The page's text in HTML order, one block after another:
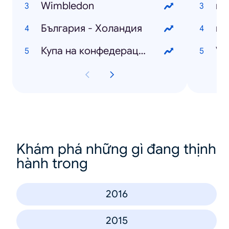
Wimbledon
България - Холандия
Купа на конфедерациите
Khám phá những gì đang thịnh
hành trong
2016
2015